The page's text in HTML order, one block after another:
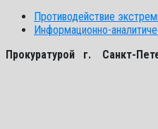
Противодействие
Информационно-
Прокуратурой г. Санкт-